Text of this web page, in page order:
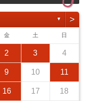
▼ >
金 土 日
2 3 4
9 10 11
16 17 18